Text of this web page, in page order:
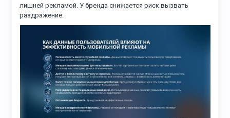
лишней рекламой. У бренда снижается риск вызвать
раздражение.